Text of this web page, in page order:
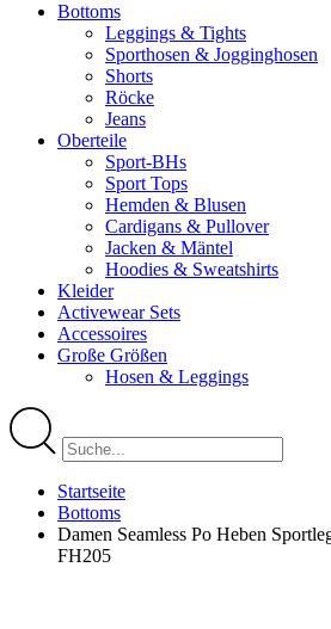
Bottoms
Leggings & Tights
Sporthosen & Jogginghosen
Shorts
Röcke
Jeans
Oberteile
Sport-BHs
Sport Tops
Hemden & Blusen
Cardigans & Pullover
Jacken & Mäntel
Hoodies & Sweatshirts
Kleider
Activewear Sets
Accessoires
Große Größen
Hosen & Leggings
Startseite
Bottoms
Damen Seamless Po Heben
FH205